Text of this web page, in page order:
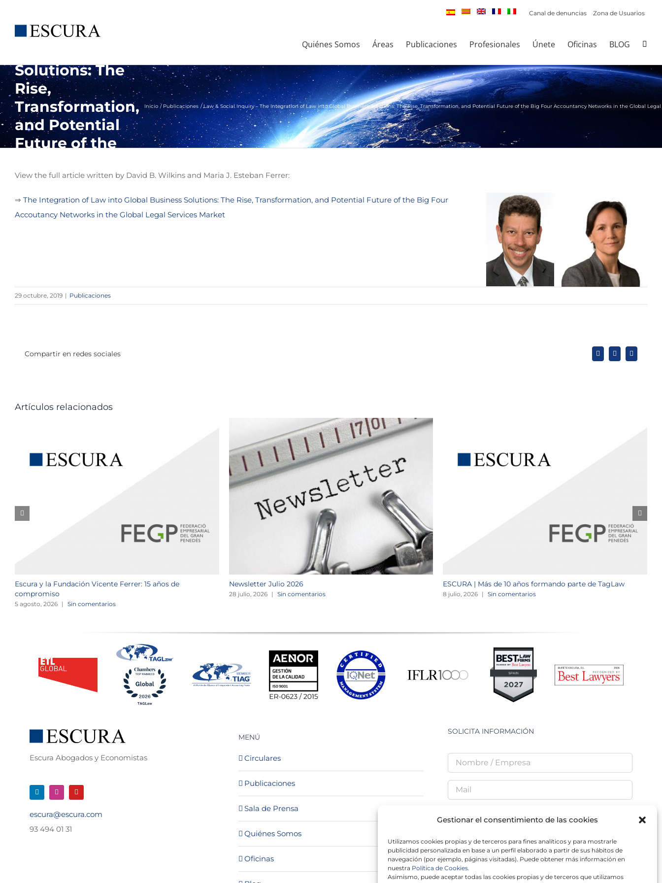
Gestionar el consentimiento de las cookies
Utilizamos cookies propias y de terceros para fines analíticos y para mostrarle
publicidad personalizada en base a un perfil elaborado a partir de sus hábitos de
navegación (por ejemplo, páginas visitadas). Puede obtener más información en
nuestra Política de Cookies.
Asimismo, puede aceptar todas las cookies propias y de terceros que utilizamos
contenido
Canal de denuncias Zona de Usuarios
Quiénes Somos Áreas Publicaciones Profesionales Únete Oficinas BLOG
Law into Global
Solutions: The
Rise,
Transformation,
and Potential
Future of the
Accountancy
Networks in the
Global Legal
Inicio Publicaciones Law & Social Inquiry – The Integration of Law into Global Business Solutions: The Rise, Transformation, and Potential Future of the Big Four Accountancy Networks in the Global Legal
View the full article written by David B. Wilkins and Maria J. Esteban Ferrer:
⇒ The Integration of Law into Global Business Solutions: The Rise, Transformation, and Potential Future of the Big Four
Accoutancy Networks in the Global Legal Services Market
29 octubre, 2019 | Publicaciones
Compartir en redes sociales X LinkedInWhatsApp
Artículos relacionados
Escura y la Fundación Vicente Ferrer: 15 años de
compromiso
5 agosto, 2026 | Sin comentarios
Newsletter Julio 2026
28 julio, 2026 | Sin comentarios
ESCURA | Más de 10 años formando parte de TagLaw
8 julio, 2026 | Sin comentarios
Escura Abogados y Economistas
escura@escura.com
93 494 01 31
MENÚ
Circulares
Publicaciones
Sala de Prensa
Quiénes Somos
Oficinas
SOLICITA INFORMACIÓN
He leído y acepto laPolítica de Privacidad